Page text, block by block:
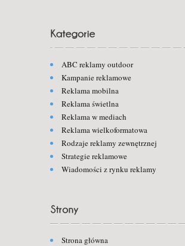
ABC reklamy outdoor
Kampanie reklamowe
Reklama mobilna
Reklama świetlna
Reklama w mediach
Reklama wielkoformatowa
Rodzaje reklamy zewnętrznej
Strategie reklamowe
Wiadomości z rynku reklamy
Strona główna